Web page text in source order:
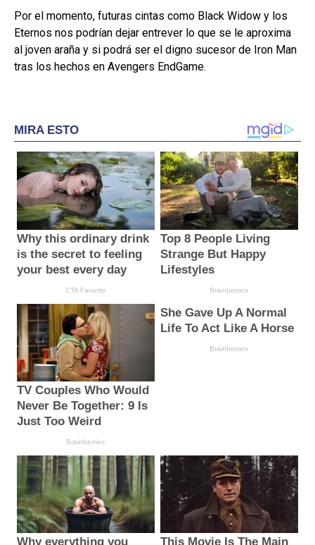
Por el momento, futuras cintas como Black Widow y los
Eternos nos podrían dejar entrever lo que se le aproxima
al joven araña y si podrá ser el digno sucesor de Iron Man
tras los hechos en Avengers EndGame.